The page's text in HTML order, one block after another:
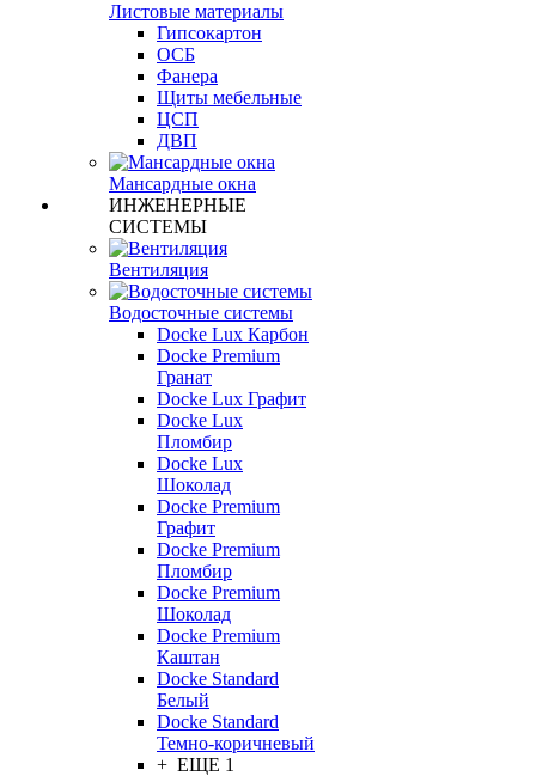
Листовые материалы
Гипсокартон
ОСБ
Фанера
Щиты мебельные
ЦСП
ДВП
Мансардные окна
ИНЖЕНЕРНЫЕ
СИСТЕМЫ
Вентиляция
Водосточные системы
Docke Lux Карбон
Docke Premium
Гранат
Docke Lux Графит
Docke Lux
Пломбир
Docke Lux
Шоколад
Docke Premium
Графит
Docke Premium
Пломбир
Docke Premium
Шоколад
Docke Premium
Каштан
Docke Standard
Белый
Docke Standard
Темно-коричневый
+ ЕЩЕ 1